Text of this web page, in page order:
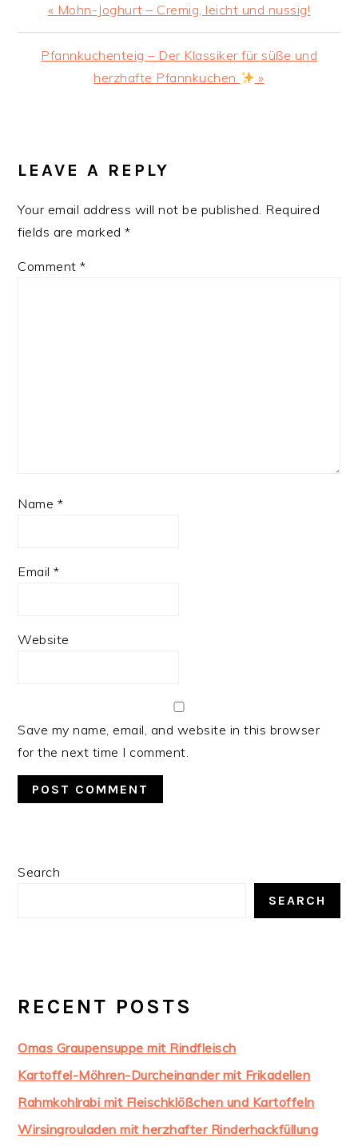
Previous
Post:
« Mohn-Joghurt – Cremig, leicht und nussig!
Next
Pfannkuchenteig – Der Klassiker für süße und
herzhafte Pfannkuchen
»
INTERACTIONS
LEAVE A REPLY
Your email address will not be published. Required
fields are marked*
Comment*
Name *
Email*
Website
Save my name, email, and website in this browser
for the next time I comment.
PRIMARY
Search
SEARCH
RECENT POSTS
Omas Graupensuppe mit Rindfleisch
Kartoffel-Möhren-Durcheinander mit Frikadellen
Rahmkohlrabi mit Fleischklößchen und Kartoffeln
Wirsingrouladen mit herzhafter Rinderhackfüllung